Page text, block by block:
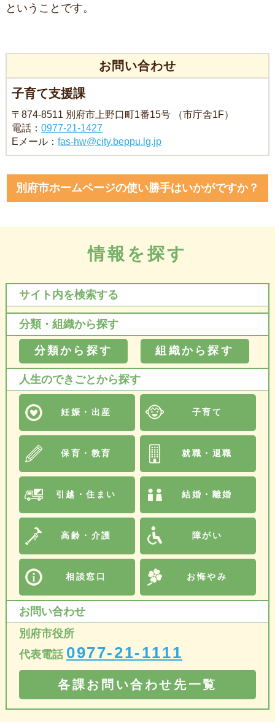
ということです。
お問い合わせ
子育て支援課
〒874-8511 別府市上野口町1番15号 （市庁舎1F）
電話：0977-21-1427
Eメール：fas-hw@city.beppu.lg.jp
別府市ホームページの使い勝手はいかがですか？
情報を探す
サイト内を検索する
分類・組織から探す
分類から探す 組織から探す
人生のできごとから探す
妊娠・出産 子育て
保育・教育 就職・退職
引越・住まい 結婚・離婚
高齢・介護 障がい
相談窓口 お悔やみ
お問い合わせ
別府市役所
代表電話 0977-21-1111
各課お問い合わせ先一覧